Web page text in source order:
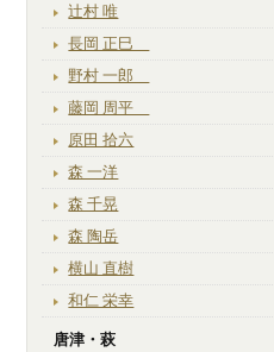
辻村 唯
長岡 正巳
野村 一郎
藤岡 周平
原田 拾六
森 一洋
森 千晃
森 陶岳
横山 直樹
和仁 栄幸
唐津・萩